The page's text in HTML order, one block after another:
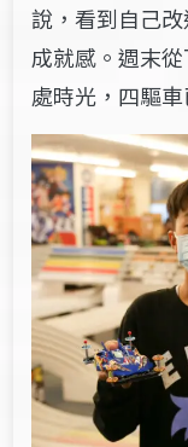
說，看到自己
成就感。週末
處時光，四驅